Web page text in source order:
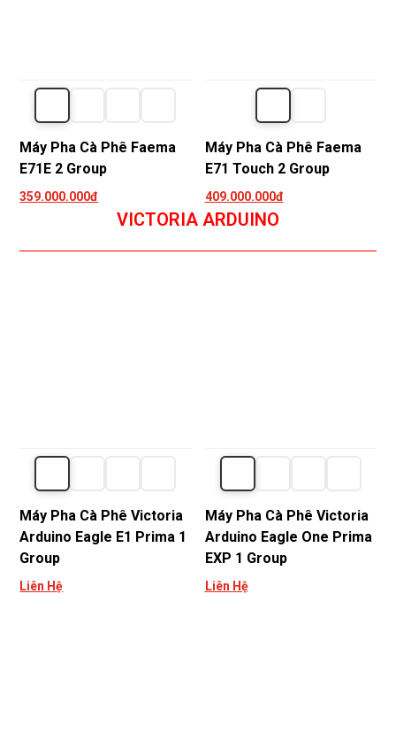
Máy Pha Cà Phê Faema
E71E 2 Group
359.000.000đ
Máy Pha Cà Phê Faema
E71 Touch 2 Group
409.000.000đ
VICTORIA ARDUINO
Máy Pha Cà Phê Victoria
Arduino Eagle E1 Prima 1
Group
Liên Hệ
Máy Pha Cà Phê Victoria
Arduino Eagle One Prima
EXP 1 Group
Liên Hệ